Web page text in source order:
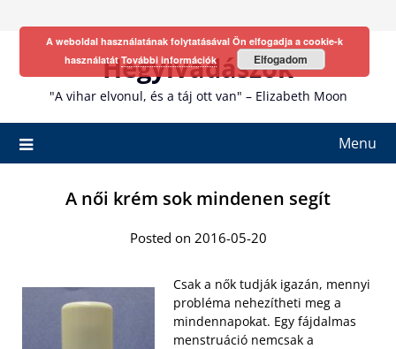
Hegyivadászok
"A vihar elvonul, és a táj ott van" – Elizabeth Moon
Menu
A női krém sok mindenen segít
Posted on 2016-05-20
Csak a nők tudják igazán, mennyi
probléma nehezítheti meg a
mindennapokat. Egy fájdalmas
menstruáció nemcsak a
A weboldal használatának folytatásával Ön elfogadja a cookie-k
használatátTovábbi információk Elfogadom